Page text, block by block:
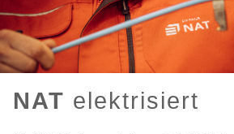
NAT elektrisiert